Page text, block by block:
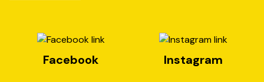
Facebook Instagram